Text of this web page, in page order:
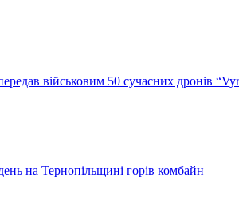
військовим 50 сучасних дронів
на Тернопільщині горів комбайн